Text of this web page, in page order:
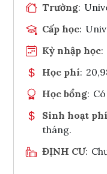
Trường:
Cấp học:
Kỳ nhập học:
Học phí:
Học bổng: Có
Sinh hoạt phí
tháng.
ĐỊNH CƯ: